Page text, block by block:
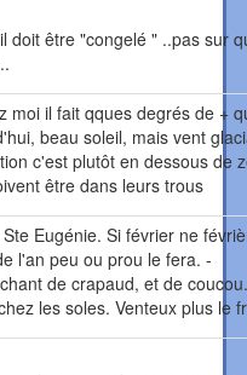
doit être "congelé " ..pas sur
moi il fait qques degrés de +
beau soleil, mais vent
c'est plutôt en dessous de
être dans leurs trous
Eugénie. Si février ne
l'an peu ou prou le fera. -
de crapaud, et de
les soles. Venteux plus le